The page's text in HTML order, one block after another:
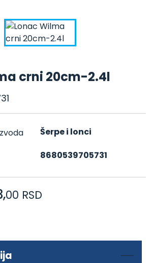
crni 20cm-2.4l
Šerpe i lonci
8680539705731
00 RSD